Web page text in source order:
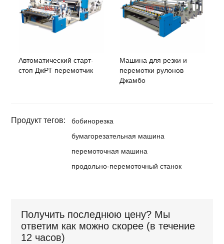
Автоматический старт-
стоп ДжРТ перемотчик
Машина для резки и
перемотки рулонов
Джамбо
Продукт тегов:
бобинорезка
бумагорезательная машина
перемоточная машина
продольно-перемоточный станок
Получить последнюю цену? Мы
ответим как можно скорее (в течение
12 часов)